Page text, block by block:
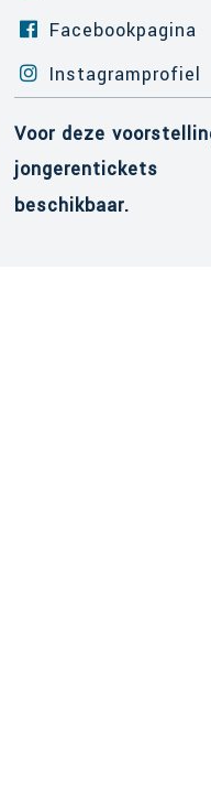
Facebookpagina
Instagramprofiel
Voor deze
jongerentickets
beschikbaar.